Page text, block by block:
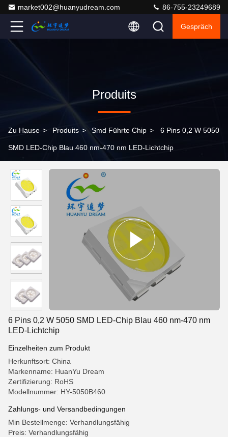
market002@huanyudream.com 86-755-23249689
Gespräch
Produits
Zu Hause > Produits > Smd Führte Chip > 6 Pins 0,2 W 5050
SMD LED-Chip Blau 460 nm-470 nm LED-Lichtchip
6 Pins 0,2 W 5050 SMD LED-Chip Blau 460 nm-470 nm
LED-Lichtchip
Einzelheiten zum Produkt
Herkunftsort: China
Markenname: HuanYu Dream
Zertifizierung: RoHS
Modellnummer: HY-5050B460
Zahlungs- und Versandbedingungen
Min Bestellmenge: Verhandlungsfähig
Preis: Verhandlungsfähig